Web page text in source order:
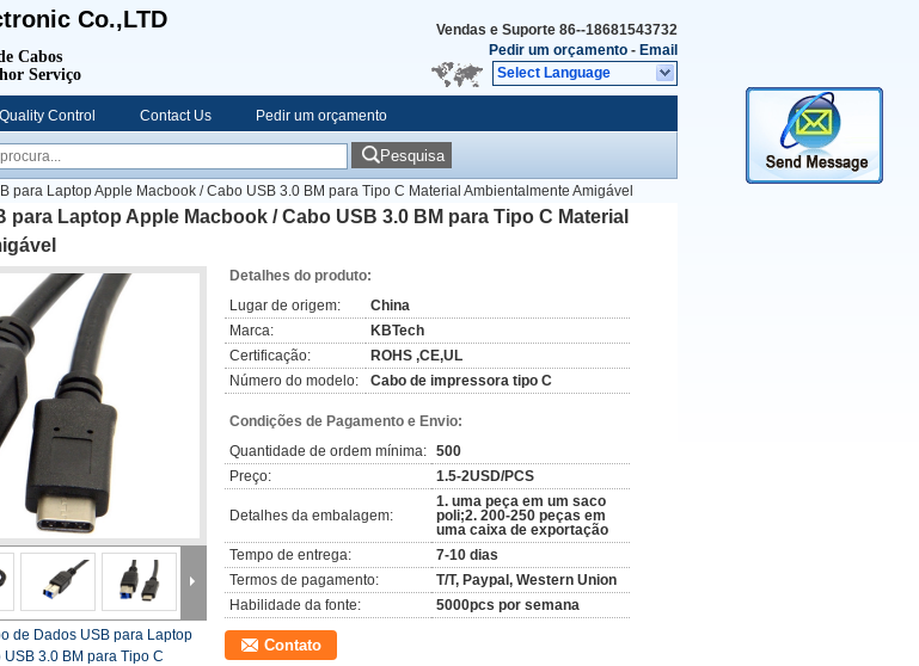
Co.,LTD
Cabos
Serviço
Vendas e Suporte 86--18681543732
Pedir um orçamento - Email
Select Language
Quality Control Contact Us Pedir um orçamento
Pesquisa
para Laptop Apple Macbook / Cabo USB 3.0 BM para Tipo C Material Ambientalmente Amigável
para Laptop Apple Macbook / Cabo USB 3.0 BM para Tipo C Material
de Dados USB para Laptop
3.0 BM para Tipo C
Detalhes do produto:
Lugar de origem:
China
Marca:
KBTech
Certificação:
ROHS ,CE,UL
Número do modelo:
Cabo de impressora tipo C
Condições de Pagamento e Envio:
Quantidade de ordem mínima: 500
Preço:
1.5-2USD/PCS
Detalhes da embalagem:
1. uma peça em um saco
poli;2. 200-250 peças em
uma caixa de exportação
Tempo de entrega:
7-10 dias
Termos de pagamento:
T/T, Paypal, Western Union
Habilidade da fonte:
5000pcs por semana
Contato